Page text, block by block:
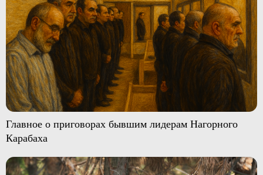
Главное о приговорах бывшим лидерам Нагорного
Карабаха